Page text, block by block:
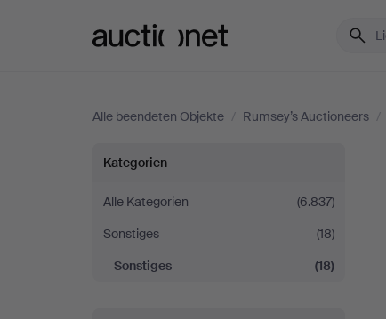
Alle beendeten Objekte / Rumsey’s Auctioneers /
Sonstiges
bei
Rumsey’s
Kategorien
Alle Kategorien
(6.837)
Sonstiges
(18)
Sonstiges
(18)